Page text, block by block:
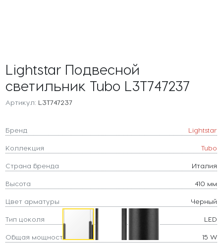
Lightstar Подвесной
светильник Tubo L3T747237
Артикул: L3T747237
Бренд Lightstar
Коллекция Tubo
Страна бренда Италия
Высота 410 мм
Цвет арматуры Черный
Тип цоколя LED
Общая мощность 15 W